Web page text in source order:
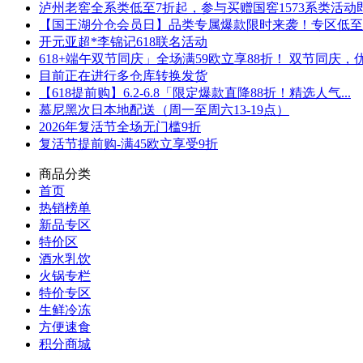
泸州老窖全系类低至7折起，参与买赠国窖1573系类活动
【国王湖分仓会员日】品类专属爆款限时来袭！专区低
开元亚超*李锦记618联名活动
618+端午双节同庆」全场满59欧立享88折！ 双节同庆，
目前正在进行多仓库转换发货
【618提前购】6.2-6.8「限定爆款直降88折！精选人气...
慕尼黑次日本地配送（周一至周六13-19点）
2026年复活节全场无门槛9折
复活节提前购-满45欧立享受9折
商品分类
首页
热销榜单
新品专区
特价区
酒水乳饮
火锅专栏
特价专区
生鲜冷冻
方便速食
积分商城